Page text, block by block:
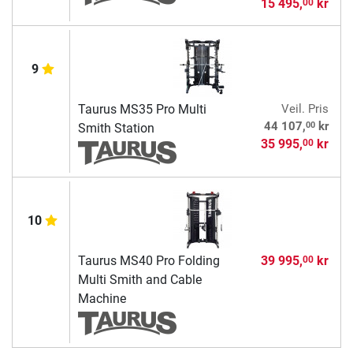
15 495, kr
9
Taurus MS35 Pro Multi
Smith Station
Veil. Pris
44 107,00kr
35 995,00kr
10
Taurus MS40 Pro Folding
Multi Smith and Cable
Machine
39 995,00kr